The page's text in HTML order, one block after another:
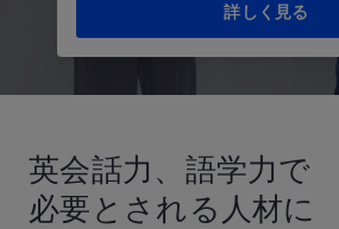
詳しく見る
英会話力、語学力で
必要とされる人材に